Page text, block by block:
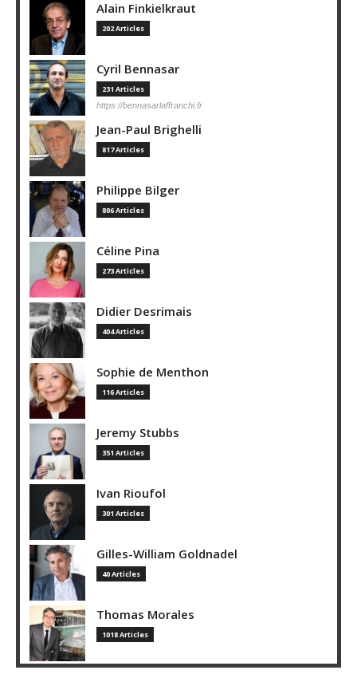
Alain Finkielkraut
202 Articles
Cyril Bennasar
231 Articles
https://bennasarlaffranchi.fr
Jean-Paul Brighelli
817 Articles
Philippe Bilger
806 Articles
Céline Pina
273 Articles
Didier Desrimais
404 Articles
Sophie de Menthon
116 Articles
Jeremy Stubbs
351 Articles
Ivan Rioufol
301 Articles
Gilles-William Goldnadel
40 Articles
Thomas Morales
1018 Articles